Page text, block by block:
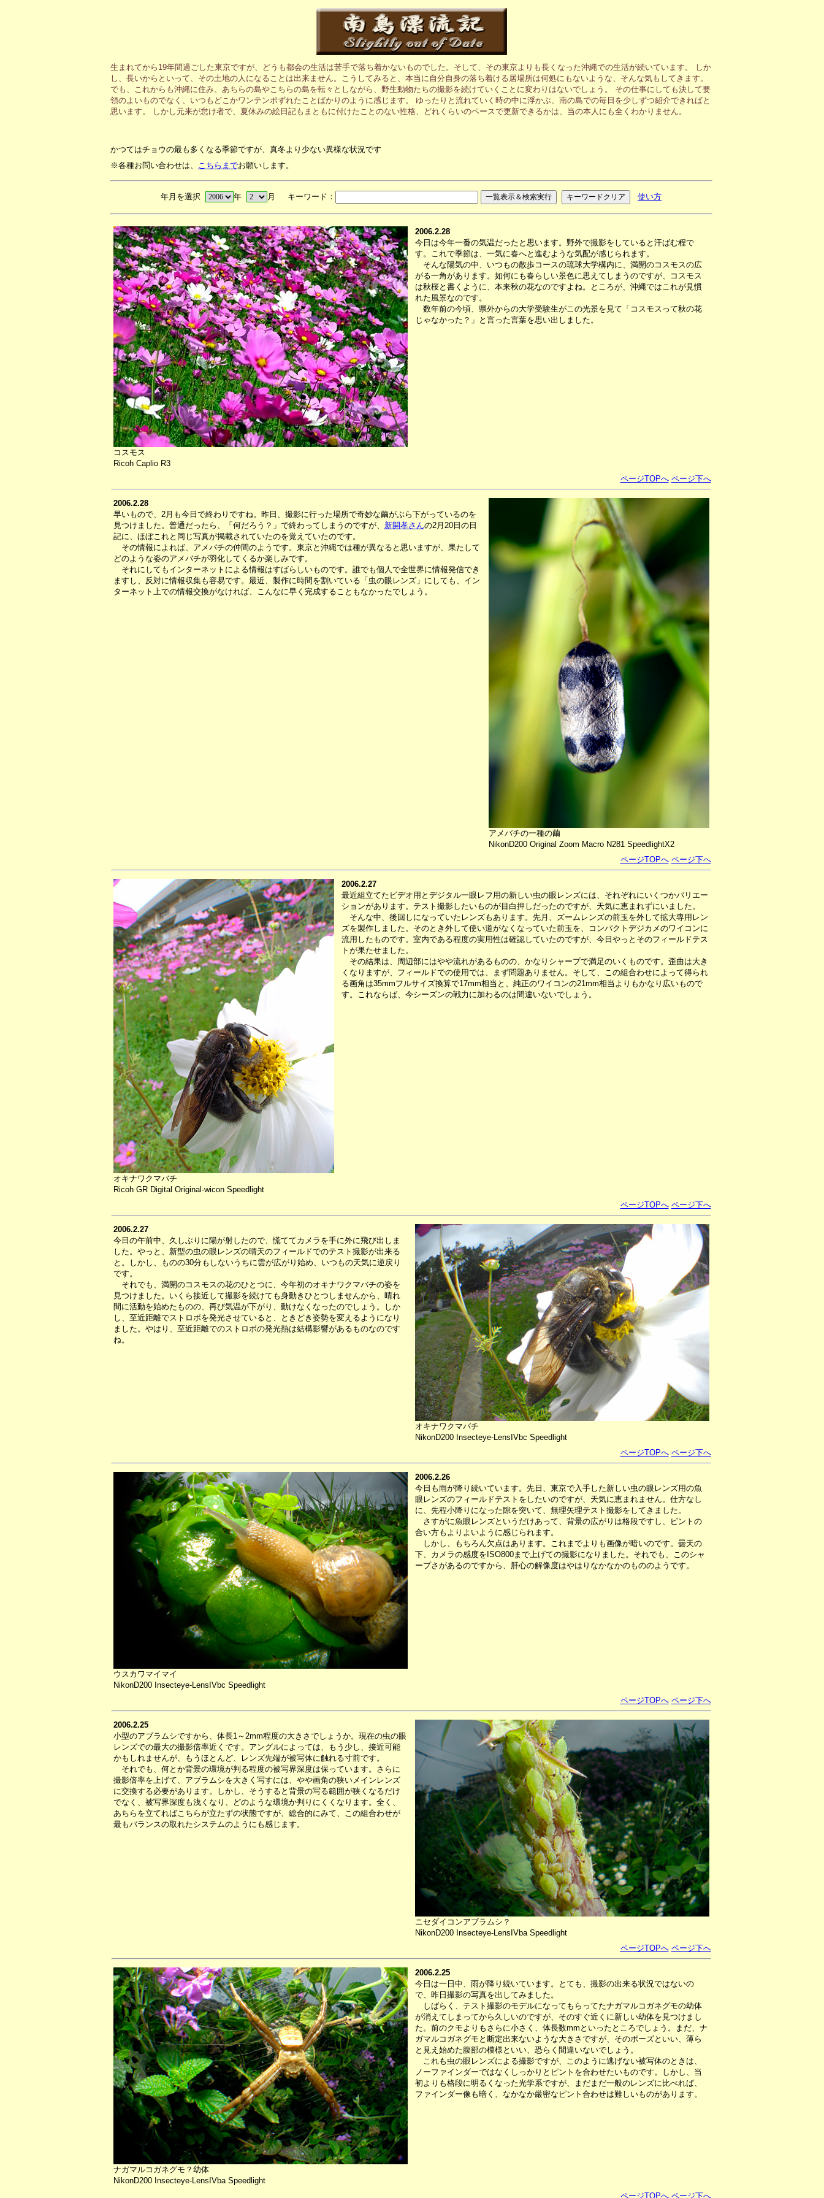
生まれてから19年間過ごした東京ですが、どうも都会の生活は苦手で落ち着かないものでした。そして、その東京よりも長くなった沖縄での生活が続いています。 しか
し、長いからといって、その土地の人になることは出来ません。こうしてみると、本当に自分自身の落ち着ける居場所は何処にもないような、そんな気もしてきます。
でも、これからも沖縄に住み、あちらの島やこちらの島を転々としながら、野生動物たちの撮影を続けていくことに変わりはないでしょう。 その仕事にしても決して要
領のよいものでなく、いつもどこかワンテンポずれたことばかりのように感じます。 ゆったりと流れていく時の中に浮かぶ、南の島での毎日を少しずつ紹介できればと
思います。 しかし元来が怠け者で、夏休みの絵日記もまともに付けたことのない性格、どれくらいのペースで更新できるかは、当の本人にも全くわかりません。
かつてはチョウの最も多くなる季節ですが、真冬より少ない異様な状況です
※各種お問い合わせは、 こちらまでお願いします。
年月を選択 年 月 キーワード： 使い方
コスモス
Ricoh Caplio R3
2006.2.28
今日は今年一番の気温だったと思います。野外で撮影をしていると汗ばむ程で
す。これで季節は、一気に春へと進むような気配が感じられます。
そんな陽気の中、いつもの散歩コースの琉球大学構内に、満開のコスモスの広
がる一角があります。如何にも春らしい景色に思えてしまうのですが、コスモス
は秋桜と書くように、本来秋の花なのですよね。ところが、沖縄ではこれが見慣
れた風景なのです。
数年前の今頃、県外からの大学受験生がこの光景を見て「コスモスって秋の花
じゃなかった？」と言った言葉を思い出しました。
ページTOPへ ページ下へ
2006.2.28
早いもので、2月も今日で終わりですね。昨日、撮影に行った場所で奇妙な繭がぶら下がっているのを
見つけました。普通だったら、「何だろう？」で終わってしまうのですが、 新開孝さんの2月20日の日
記に、ほぼこれと同じ写真が掲載されていたのを覚えていたのです。
その情報によれば、アメバチの仲間のようです。東京と沖縄では種が異なると思いますが、果たして
どのような姿のアメバチが羽化してくるか楽しみです。
それにしてもインターネットによる情報はすばらしいものです。誰でも個人で全世界に情報発信でき
ますし、反対に情報収集も容易です。最近、製作に時間を割いている「虫の眼レンズ」にしても、イン
ターネット上での情報交換がなければ、こんなに早く完成することもなかったでしょう。
アメバチの一種の繭
NikonD200 Original Zoom Macro N281 SpeedlightX2
ページTOPへ ページ下へ
オキナワクマバチ
Ricoh GR Digital Original-wicon Speedlight
2006.2.27
最近組立てたビデオ用とデジタル一眼レフ用の新しい虫の眼レンズには、それぞれにいくつかバリエー
ションがあります。テスト撮影したいものが目白押しだったのですが、天気に恵まれずにいました。
そんな中、後回しになっていたレンズもあります。先月、ズームレンズの前玉を外して拡大専用レン
ズを製作しました。そのとき外して使い道がなくなっていた前玉を、コンパクトデジカメのワイコンに
流用したものです。室内である程度の実用性は確認していたのですが、今日やっとそのフィールドテス
トが果たせました。
その結果は、周辺部にはやや流れがあるものの、かなりシャープで満足のいくものです。歪曲は大き
くなりますが、フィールドでの使用では、まず問題ありません。そして、この組合わせによって得られ
る画角は35mmフルサイズ換算で17mm相当と、純正のワイコンの21mm相当よりもかなり広いもので
す。これならば、今シーズンの戦力に加わるのは間違いないでしょう。
ページTOPへ ページ下へ
2006.2.27
今日の午前中、久しぶりに陽が射したので、慌ててカメラを手に外に飛び出しま
した。やっと、新型の虫の眼レンズの晴天のフィールドでのテスト撮影が出来る
と。しかし、ものの30分もしないうちに雲が広がり始め、いつもの天気に逆戻り
です。
それでも、満開のコスモスの花のひとつに、今年初のオキナワクマバチの姿を
見つけました。いくら接近して撮影を続けても身動きひとつしませんから、晴れ
間に活動を始めたものの、再び気温が下がり、動けなくなったのでしょう。しか
し、至近距離でストロボを発光させていると、ときどき姿勢を変えるようになり
ました。やはり、至近距離でのストロボの発光熱は結構影響があるものなのです
ね。
オキナワクマバチ
NikonD200 Insecteye-LensIVbc Speedlight
ページTOPへ ページ下へ
ウスカワマイマイ
NikonD200 Insecteye-LensIVbc Speedlight
2006.2.26
今日も雨が降り続いています。先日、東京で入手した新しい虫の眼レンズ用の魚
眼レンズのフィールドテストをしたいのですが、天気に恵まれません。仕方なし
に、先程小降りになった隙を突いて、無理矢理テスト撮影をしてきました。
さすがに魚眼レンズというだけあって、背景の広がりは格段ですし、ピントの
合い方もよりよいように感じられます。
しかし、もちろん欠点はあります。これまでよりも画像が暗いのです。曇天の
下、カメラの感度をISO800まで上げての撮影になりました。それでも、このシャ
ープさがあるのですから、肝心の解像度はやはりなかなかのもののようです。
ページTOPへ ページ下へ
2006.2.25
小型のアブラムシですから、体長1～2mm程度の大きさでしょうか。現在の虫の眼
レンズでの最大の撮影倍率近くです。アングルによっては、もう少し、接近可能
かもしれませんが、もうほとんど、レンズ先端が被写体に触れる寸前です。
それでも、何とか背景の環境が判る程度の被写界深度は保っています。さらに
撮影倍率を上げて、アブラムシを大きく写すには、やや画角の狭いメインレンズ
に交換する必要があります。しかし、そうすると背景の写る範囲が狭くなるだけ
でなく、被写界深度も浅くなり、どのような環境か判りにくくなります。全く、
あちらを立てればこちらが立たずの状態ですが、総合的にみて、この組合わせが
最もバランスの取れたシステムのようにも感じます。
ニセダイコンアブラムシ？
NikonD200 Insecteye-LensIVba Speedlight
ページTOPへ ページ下へ
ナガマルコガネグモ？幼体
NikonD200 Insecteye-LensIVba Speedlight
2006.2.25
今日は一日中、雨が降り続いています。とても、撮影の出来る状況ではないの
で、昨日撮影の写真を出してみました。
しばらく、テスト撮影のモデルになってもらってたナガマルコガネグモの幼体
が消えてしまってから久しいのですが、そのすぐ近くに新しい幼体を見つけまし
た。前のクモよりもさらに小さく、体長数mmといったところでしょう。まだ、ナ
ガマルコガネグモと断定出来ないような大きさですが、そのポーズといい、薄ら
と見え始めた腹部の模様といい、恐らく間違いないでしょう。
これも虫の眼レンズによる撮影ですが、このように逃げない被写体のときは、
ノーファインダーではなくしっかりとピントを合わせたいものです。しかし、当
初よりも格段に明るくなった光学系ですが、まだまだ一般のレンズに比べれば、
ファインダー像も暗く、なかなか厳密なピント合わせは難しいものがあります。
ページTOPへ ページ下へ